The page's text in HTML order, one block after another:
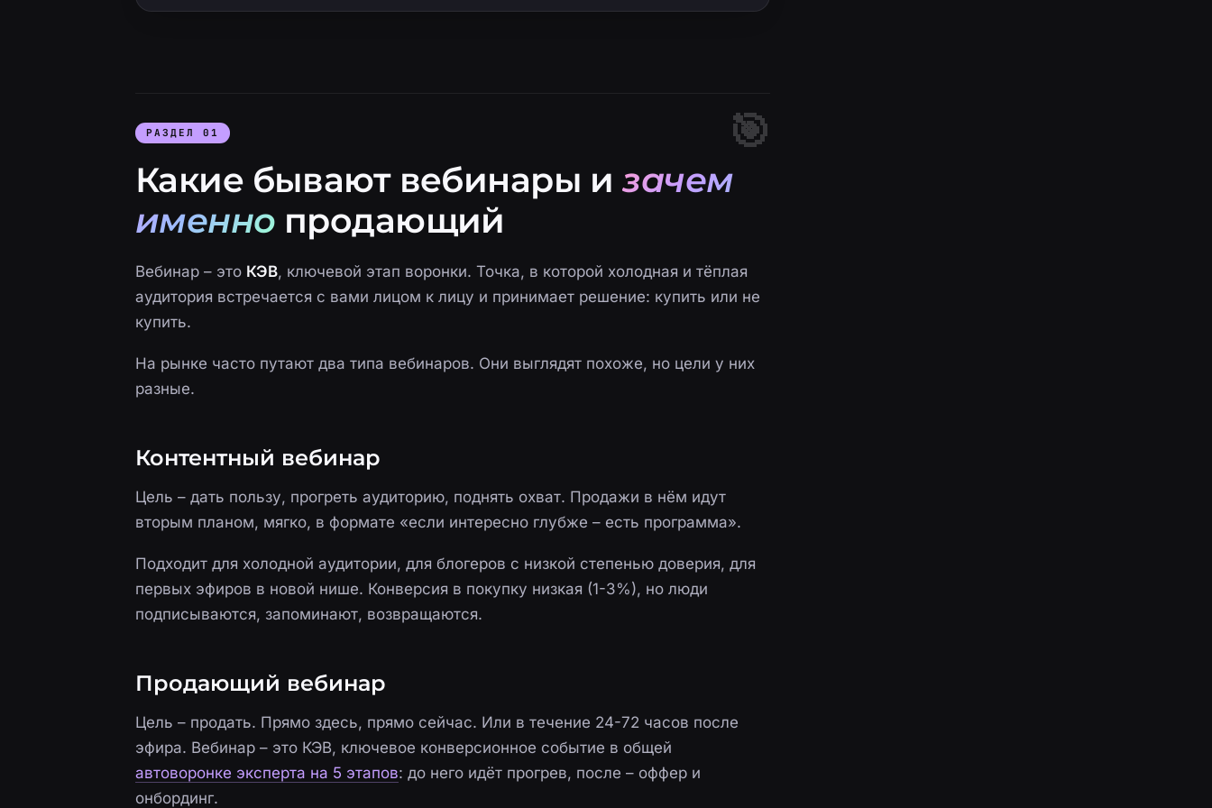
РАЗДЕЛ 01
Какие бывают вебинары изачем
именно продающий
Вебинар – это КЭВ, ключевой этап воронки. Точка, в которой холодная и тёплая
аудитория встречается с вами лицом к лицу и принимает решение: купить или не
купить.
На рынке часто путают два типа вебинаров. Они выглядят похоже, но цели у них
разные.
Контентный вебинар
Цель – дать пользу, прогреть аудиторию, поднять охват. Продажи в нём идут
вторым планом, мягко, в формате «если интересно глубже – есть программа».
Подходит для холодной аудитории, для блогеров с низкой степенью доверия, для
первых эфиров в новой нише. Конверсия в покупку низкая (1-3%), но люди
подписываются, запоминают, возвращаются.
Продающий вебинар
Цель – продать. Прямо здесь, прямо сейчас. Или в течение 24-72 часов после
эфира. Вебинар – это КЭВ, ключевое конверсионное событие в общей
автоворонке эксперта на 5 этапов: до него идёт прогрев, после – оффер и
онбординг.